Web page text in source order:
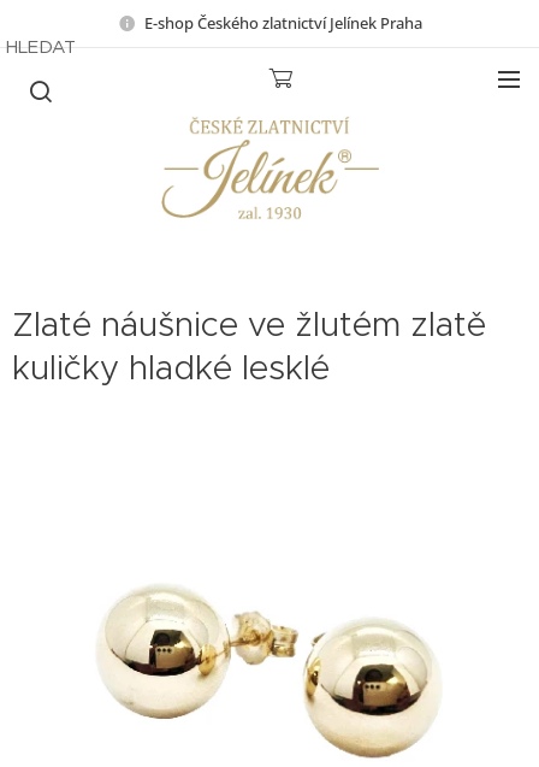
E-shop Českého zlatnictví Jelínek Praha
HLEDAT
Zlaté náušnice ve žlutém zlatě
kuličky hladké lesklé